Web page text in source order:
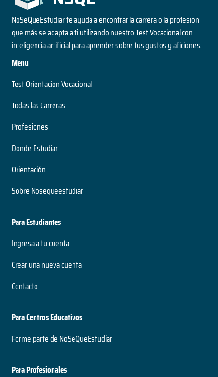
NoSeQueEstudiar te ayuda a encontrar la carrera o la profesion
que más se adapta a ti utilizando nuestro Test Vocacional con
inteligencia artificial para aprender sobre tus gustos y aficiones.
Menu
Test Orientación Vocacional
Todas las Carreras
Profesiones
Dónde Estudiar
Orientación
Sobre Nosequeestudiar
Para Estudiantes
Ingresa a tu cuenta
Crear una nueva cuenta
Contacto
Para Centros Educativos
Forme parte de NoSeQueEstudiar
Para Profesionales